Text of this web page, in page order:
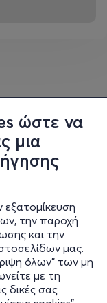
ώστε να
μια
την παροχή
και την
μας.
όλων" των μη
με τη
δικές σας